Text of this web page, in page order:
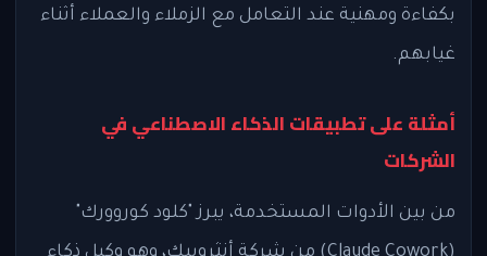
بكفاءة ومهنية عند التعامل مع الزملاء والعملاء أثناء
غيابهم.
أمثلة على تطبيقات الذكاء الاصطناعي في
الشركات
من بين الأدوات المستخدمة، يبرز "كلود كوروورك"